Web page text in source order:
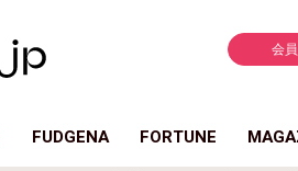
会
FUDGENA FORTUNE